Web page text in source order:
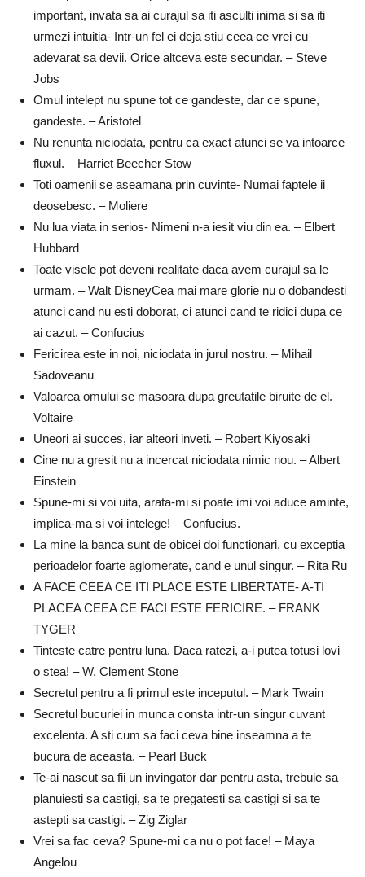
important, invata sa ai curajul sa iti asculti inima si sa iti
urmezi intuitia- Intr-un fel ei deja stiu ceea ce vrei cu
adevarat sa devii. Orice altceva este secundar. – Steve
Jobs
Omul intelept nu spune tot ce gandeste, dar ce spune,
gandeste. – Aristotel
Nu renunta niciodata, pentru ca exact atunci se va intoarce
fluxul. – Harriet Beecher Stow
Toti oamenii se aseamana prin cuvinte- Numai faptele ii
deosebesc. – Moliere
Nu lua viata in serios- Nimeni n-a iesit viu din ea. – Elbert
Hubbard
Toate visele pot deveni realitate daca avem curajul sa le
urmam. – Walt DisneyCea mai mare glorie nu o dobandesti
atunci cand nu esti doborat, ci atunci cand te ridici dupa ce
ai cazut. – Confucius
Fericirea este in noi, niciodata in jurul nostru. – Mihail
Sadoveanu
Valoarea omului se masoara dupa greutatile biruite de el. –
Voltaire
Uneori ai succes, iar alteori inveti. – Robert Kiyosaki
Cine nu a gresit nu a incercat niciodata nimic nou. – Albert
Einstein
Spune-mi si voi uita, arata-mi si poate imi voi aduce aminte,
implica-ma si voi intelege! – Confucius.
La mine la banca sunt de obicei doi functionari, cu exceptia
perioadelor foarte aglomerate, cand e unul singur. – Rita Ru
A FACE CEEA CE ITI PLACE ESTE LIBERTATE- A-TI
PLACEA CEEA CE FACI ESTE FERICIRE. – FRANK
TYGER
Tinteste catre pentru luna. Daca ratezi, a-i putea totusi lovi
o stea! – W. Clement Stone
Secretul pentru a fi primul este inceputul. – Mark Twain
Secretul bucuriei in munca consta intr-un singur cuvant
excelenta. A sti cum sa faci ceva bine inseamna a te
bucura de aceasta. – Pearl Buck
Te-ai nascut sa fii un invingator dar pentru asta, trebuie sa
planuiesti sa castigi, sa te pregatesti sa castigi si sa te
astepti sa castigi. – Zig Ziglar
Vrei sa fac ceva? Spune-mi ca nu o pot face! – Maya
Angelou